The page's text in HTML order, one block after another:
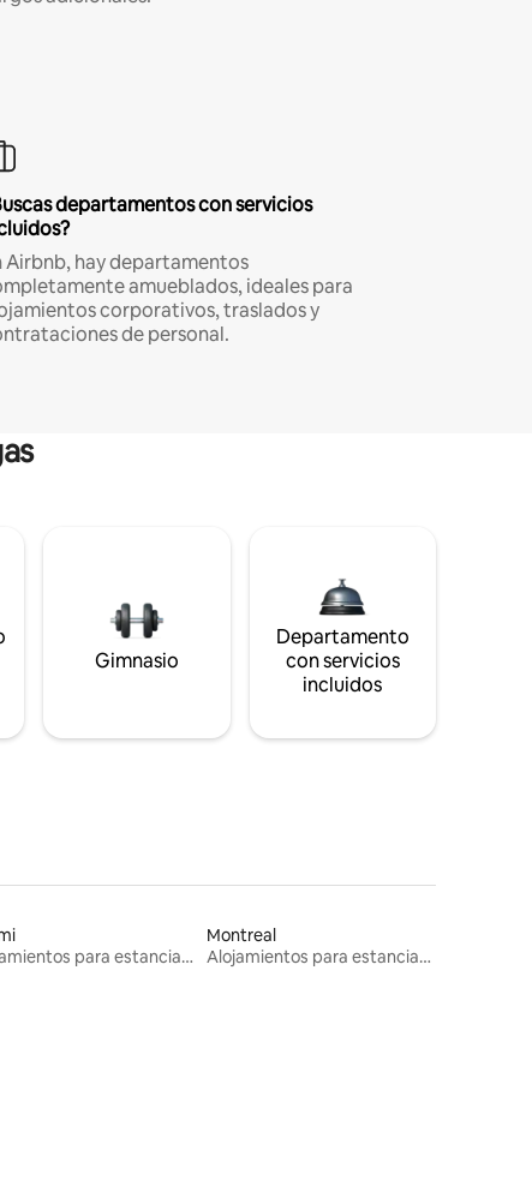
departamentos con servicios
Airbnb, hay departamentos
amueblados, ideales para
corporativos, traslados y
de personal.
Gimnasio
Departamento
con servicios
incluidos
Alojamientos para estancias largas
Montreal
Alojamientos para estancias largas